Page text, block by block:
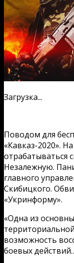
Загрузка...
Поводом для
«Кавказ-2020».
отрабатываться
Незалежную.
главного
Скибицкого.
«Укринформу».
«Одна из
возможность
боевых